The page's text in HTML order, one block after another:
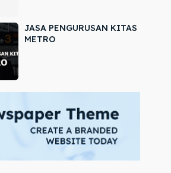
JASA PENGURUSAN KITAS
METRO